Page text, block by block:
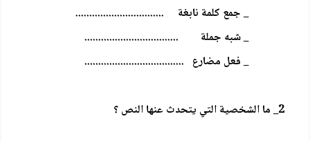
_ جمع كلمة نابغة ................................
_ شبه جملة ..................................
_ فعل مضارع ....................................